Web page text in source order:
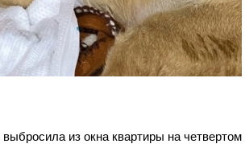
выбросила из окна квартиры на четвертом